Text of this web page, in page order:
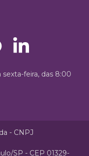
feira, das 8:00
- CNPJ
SP - CEP 01329-